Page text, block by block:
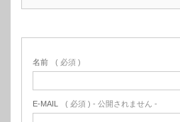
名前 ( 必須 )
E-MAIL ( 必須 ) - 公開されません -